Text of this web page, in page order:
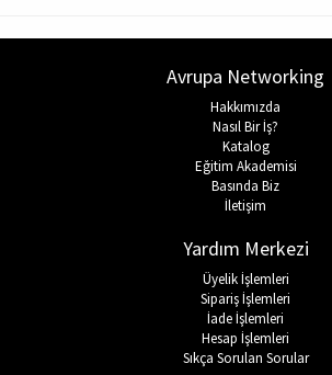
Avrupa Networking
Hakkımızda
Nasıl Bir İş?
Katalog
Eğitim Akademisi
Basında Biz
İletişim
Yardım Merkezi
Üyelik İşlemleri
Sipariş İşlemleri
İade İşlemleri
Hesap İşlemleri
Sıkça Sorulan Sorular